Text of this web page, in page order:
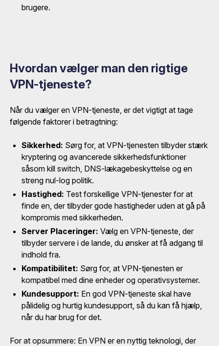
brugere.
Hvordan vælger man den rigtige
VPN-tjeneste?
Når du vælger en VPN-tjeneste, er det vigtigt at tage
følgende faktorer i betragtning:
Sikkerhed: Sørg for, at VPN-tjenesten tilbyder stærk
kryptering og avancerede sikkerhedsfunktioner
såsom kill switch, DNS-lækagebeskyttelse og en
streng nul-log politik.
Hastighed: Test forskellige VPN-tjenester for at
finde en, der tilbyder gode hastigheder uden at gå på
kompromis med sikkerheden.
Server Placeringer: Vælg en VPN-tjeneste, der
tilbyder servere i de lande, du ønsker at få adgang til
indhold fra.
Kompatibilitet: Sørg for, at VPN-tjenesten er
kompatibel med dine enheder og operativsystemer.
Kundesupport: En god VPN-tjeneste skal have
pålidelig og hurtig kundesupport, så du kan få hjælp,
når du har brug for det.
For at opsummere: En VPN er en nyttig teknologi, der